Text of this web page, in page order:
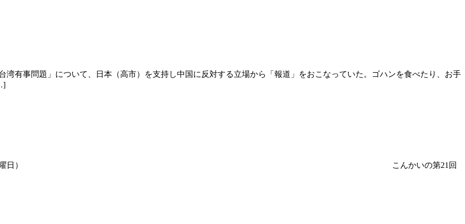
有事問題」について、日本（高市）を支持し中国に反対する立場から「報道」をおこなっていた。ゴハンを食べたり、お手
いこと（2025年10月27日・月曜日） こんかいの第21回